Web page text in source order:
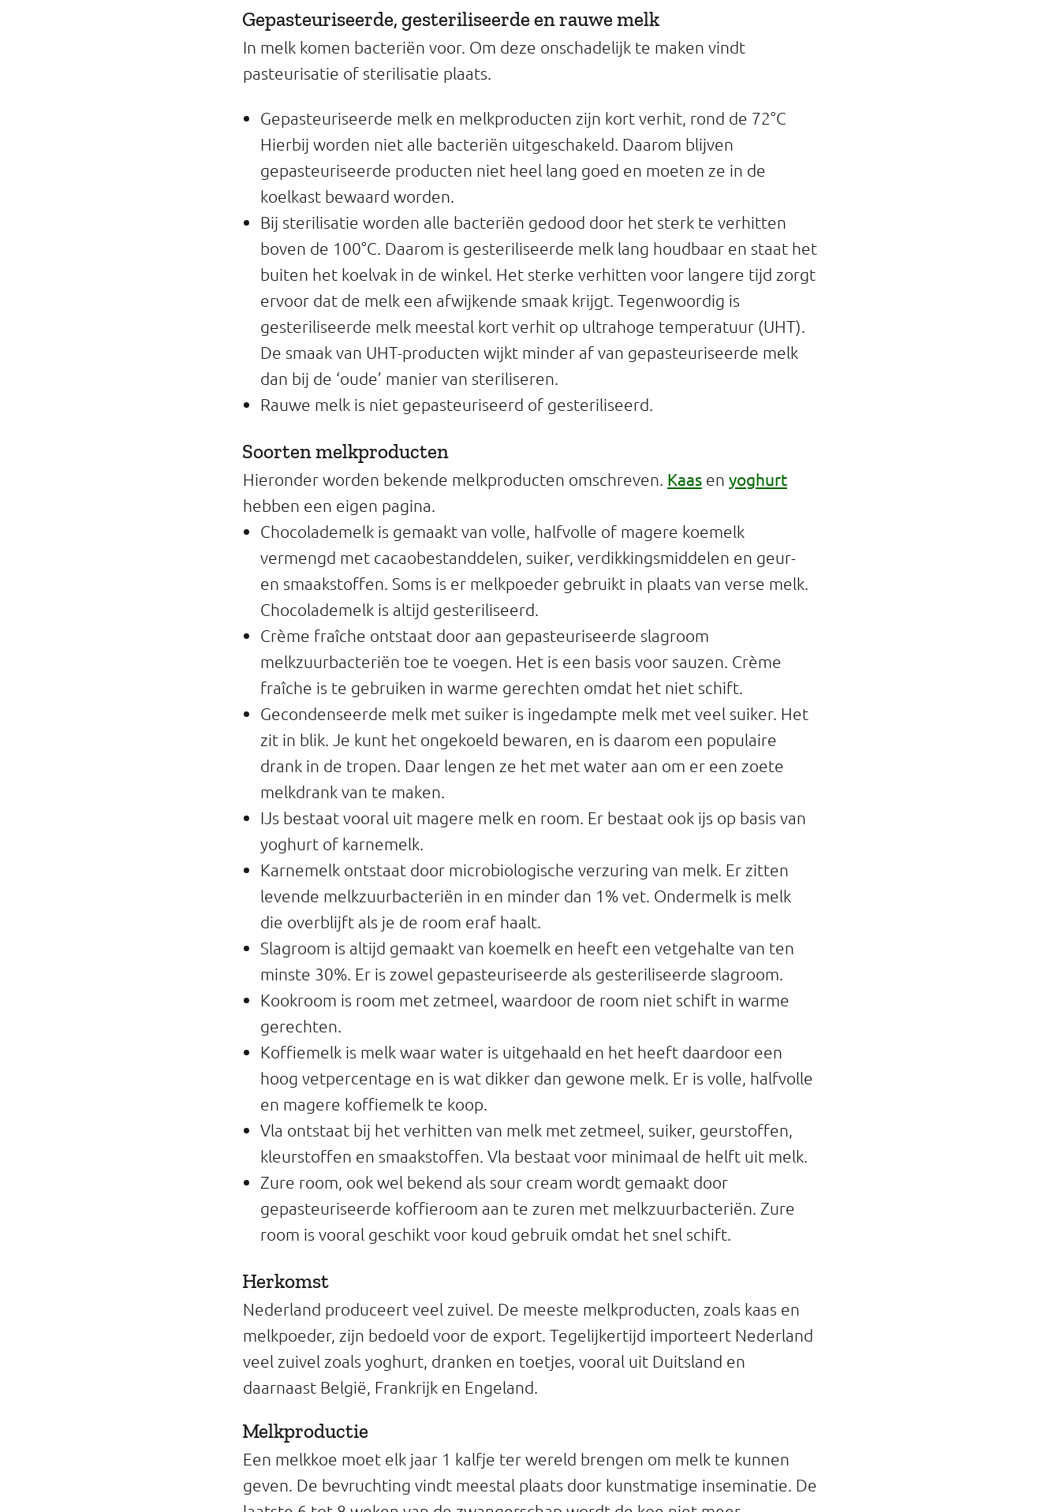
Gepasteuriseerde, gesteriliseerde en rauwe melk
In melk komen bacteriën voor. Om deze onschadelijk te maken vindt
pasteurisatie of sterilisatie plaats.
Gepasteuriseerde melk en melkproducten zijn kort verhit, rond de 72°C
Hierbij worden niet alle bacteriën uitgeschakeld. Daarom blijven
gepasteuriseerde producten niet heel lang goed en moeten ze in de
koelkast bewaard worden.
Bij sterilisatie worden alle bacteriën gedood door het sterk te verhitten
boven de 100°C. Daarom is gesteriliseerde melk lang houdbaar en staat het
buiten het koelvak in de winkel. Het sterke verhitten voor langere tijd zorgt
ervoor dat de melk een afwijkende smaak krijgt. Tegenwoordig is
gesteriliseerde melk meestal kort verhit op ultrahoge temperatuur (UHT).
De smaak van UHT-producten wijkt minder af van gepasteuriseerde melk
dan bij de ‘oude’ manier van steriliseren.
Rauwe melk is niet gepasteuriseerd of gesteriliseerd.
Soorten melkproducten
Hieronder worden bekende melkproducten omschreven. Kaas en yoghurt
hebben een eigen pagina.
Chocolademelk is gemaakt van volle, halfvolle of magere koemelk
vermengd met cacaobestanddelen, suiker, verdikkingsmiddelen en geur-
en smaakstoffen. Soms is er melkpoeder gebruikt in plaats van verse melk.
Chocolademelk is altijd gesteriliseerd.
Crème fraîche ontstaat door aan gepasteuriseerde slagroom
melkzuurbacteriën toe te voegen. Het is een basis voor sauzen. Crème
fraîche is te gebruiken in warme gerechten omdat het niet schift.
Gecondenseerde melk met suiker is ingedampte melk met veel suiker. Het
zit in blik. Je kunt het ongekoeld bewaren, en is daarom een populaire
drank in de tropen. Daar lengen ze het met water aan om er een zoete
melkdrank van te maken.
IJs bestaat vooral uit magere melk en room. Er bestaat ook ijs op basis van
yoghurt of karnemelk.
Karnemelk ontstaat door microbiologische verzuring van melk. Er zitten
levende melkzuurbacteriën in en minder dan 1% vet. Ondermelk is melk
die overblijft als je de room eraf haalt.
Slagroom is altijd gemaakt van koemelk en heeft een vetgehalte van ten
minste 30%. Er is zowel gepasteuriseerde als gesteriliseerde slagroom.
Kookroom is room met zetmeel, waardoor de room niet schift in warme
gerechten.
Koffiemelk is melk waar water is uitgehaald en het heeft daardoor een
hoog vetpercentage en is wat dikker dan gewone melk. Er is volle, halfvolle
en magere koffiemelk te koop.
Vla ontstaat bij het verhitten van melk met zetmeel, suiker, geurstoffen,
kleurstoffen en smaakstoffen. Vla bestaat voor minimaal de helft uit melk.
Zure room, ook wel bekend als sour cream wordt gemaakt door
gepasteuriseerde koffieroom aan te zuren met melkzuurbacteriën. Zure
room is vooral geschikt voor koud gebruik omdat het snel schift.
Herkomst
Nederland produceert veel zuivel. De meeste melkproducten, zoals kaas en
melkpoeder, zijn bedoeld voor de export. Tegelijkertijd importeert Nederland
veel zuivel zoals yoghurt, dranken en toetjes, vooral uit Duitsland en
daarnaast België, Frankrijk en Engeland.
Melkproductie
Een melkkoe moet elk jaar 1 kalfje ter wereld brengen om melk te kunnen
geven. De bevruchting vindt meestal plaats door kunstmatige inseminatie. De